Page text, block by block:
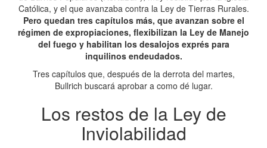
Católica, y el que avanzaba contra la Ley de Tierras Rurales.
Pero quedan tres capítulos más, que avanzan sobre el
régimen de expropiaciones, flexibilizan la Ley de Manejo
del fuego y habilitan los desalojos exprés para
inquilinos endeudados.
Tres capítulos que, después de la derrota del martes,
Bullrich buscará aprobar a como dé lugar.
Los restos de la Ley de
Inviolabilidad